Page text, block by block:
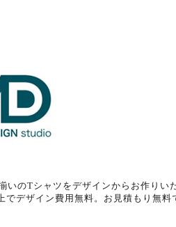
のTシャツをデザインからお作りい
デザイン費用無料。お見積もり無料